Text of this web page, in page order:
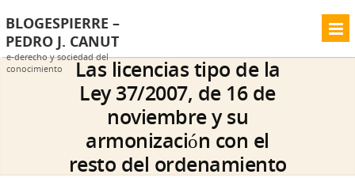
BLOGESPIERRE –
PEDRO J. CANUT
e-derecho y sociedad del
conocimiento
Las licencias tipo de la
Ley 37/2007, de 16 de
noviembre y su
armonización con el
resto del ordenamiento